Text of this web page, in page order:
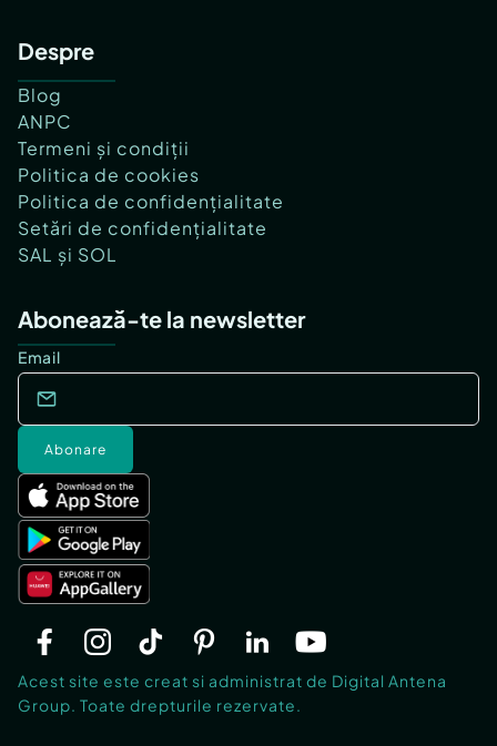
Despre
Blog
ANPC
Termeni și condiții
Politica de cookies
Politica de confidențialitate
Setări de confidențialitate
SAL și SOL
Abonează-te la newsletter
Email
Abonare
Acest site este creat si administrat de Digital Antena
Group. Toate drepturile rezervate.